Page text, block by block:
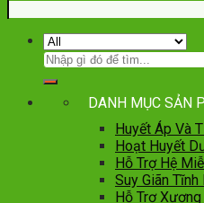
DANH MỤC SẢN
Huyết Áp Và
Hoạt Huyết
Hỗ Trợ Hệ
Suy Giãn Tĩnh
Hỗ Trợ